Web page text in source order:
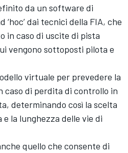
da un software di
‘hoc’ dai tecnici della FIA, che
in caso di uscite di pista
vengono sottoposti pilota e
virtuale per prevedere la
caso di perdita di controllo in
determinando così la scelta
la lunghezza delle vie di
quello che consente di